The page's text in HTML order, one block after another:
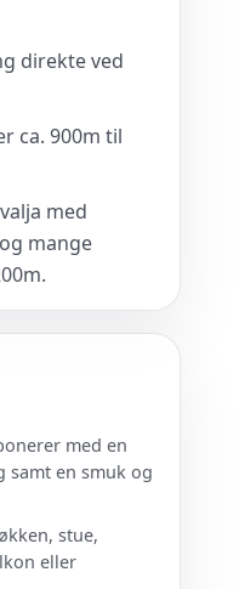
direkte ved
ca. 900m til
med
mange
med en
samt en smuk og
stue,
eller